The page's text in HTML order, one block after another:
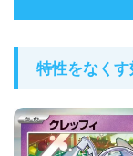
特性をなく